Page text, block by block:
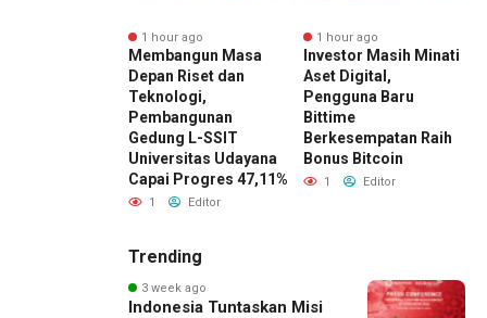
1 hour ago
Membangun Masa
Depan Riset dan
Teknologi,
Pembangunan
Gedung L-SSIT
Universitas Udayana
Capai Progres 47,11%
1 Editor
1 hour ago
Investor Masih Minati
Aset Digital,
Pengguna Baru
Bittime
Berkesempatan Raih
Bonus Bitcoin
1 Editor
Trending
3 week ago
Indonesia Tuntaskan Misi